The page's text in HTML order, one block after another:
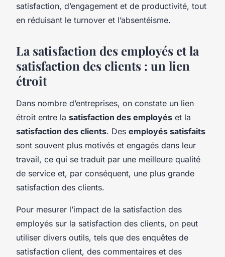
satisfaction, d’engagement et de productivité, tout
en réduisant le turnover et l’absentéisme.
La satisfaction des employés et la
satisfaction des clients : un lien
étroit
Dans nombre d’entreprises, on constate un lien
étroit entre la satisfaction des employés et la
satisfaction des clients. Des employés satisfaits
sont souvent plus motivés et engagés dans leur
travail, ce qui se traduit par une meilleure qualité
de service et, par conséquent, une plus grande
satisfaction des clients.
Pour mesurer l’impact de la satisfaction des
employés sur la satisfaction des clients, on peut
utiliser divers outils, tels que des enquêtes de
satisfaction client, des commentaires et des